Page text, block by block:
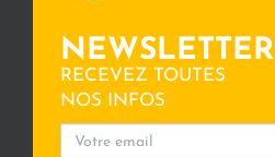
NEWSLETTER
RECEVEZ TOUTES
NOS INFOS